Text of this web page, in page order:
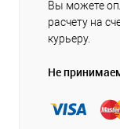
Вы можете
расчету на
курьеру.
Не